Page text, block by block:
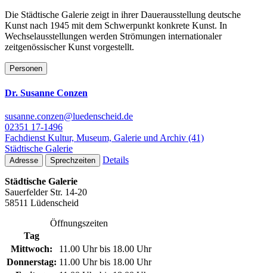
Die Städtische Galerie zeigt in ihrer Dauerausstellung deutsche
Kunst nach 1945 mit dem Schwerpunkt konkrete Kunst. In
Wechselausstellungen werden Strömungen internationaler
zeitgenössischer Kunst vorgestellt.
Personen
Dr. Susanne Conzen
susanne.conzen@luedenscheid.de
02351 17-1496
Fachdienst Kultur, Museum, Galerie und Archiv (41)
Städtische Galerie
Adresse Sprechzeiten Details
Städtische Galerie
Sauerfelder Str. 14-20
58511 Lüdenscheid
Öffnungszeiten
Tag
Mittwoch:
11.00 Uhr bis 18.00 Uhr
Donnerstag: 11.00 Uhr bis 18.00 Uhr